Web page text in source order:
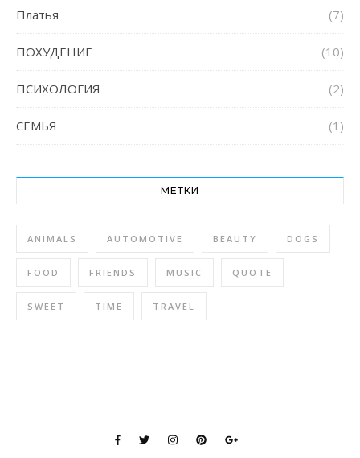
Платья (7)
ПОХУДЕНИЕ (10)
ПСИХОЛОГИЯ (2)
СЕМЬЯ (1)
МЕТКИ
ANIMALS AUTOMOTIVE BEAUTY DOGS
FOOD FRIENDS MUSIC QUOTE
SWEET TIME TRAVEL